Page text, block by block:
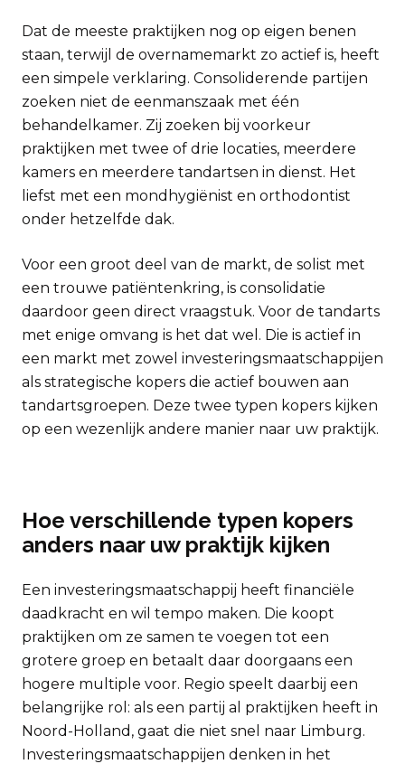
Dat de meeste praktijken nog op eigen benen
staan, terwijl de overnamemarkt zo actief is, heeft
een simpele verklaring. Consoliderende partijen
zoeken niet de eenmanszaak met één
behandelkamer. Zij zoeken bij voorkeur
praktijken met twee of drie locaties, meerdere
kamers en meerdere tandartsen in dienst. Het
liefst met een mondhygiënist en orthodontist
onder hetzelfde dak.
Voor een groot deel van de markt, de solist met
een trouwe patiëntenkring, is consolidatie
daardoor geen direct vraagstuk. Voor de tandarts
met enige omvang is het dat wel. Die is actief in
een markt met zowel investeringsmaatschappijen
als strategische kopers die actief bouwen aan
tandartsgroepen. Deze twee typen kopers kijken
op een wezenlijk andere manier naar uw praktijk.
Hoe verschillende typen kopers
anders naar uw praktijk kijken
Een investeringsmaatschappij heeft financiële
daadkracht en wil tempo maken. Die koopt
praktijken om ze samen te voegen tot een
grotere groep en betaalt daar doorgaans een
hogere multiple voor. Regio speelt daarbij een
belangrijke rol: als een partij al praktijken heeft in
Noord-Holland, gaat die niet snel naar Limburg.
Investeringsmaatschappijen denken in het